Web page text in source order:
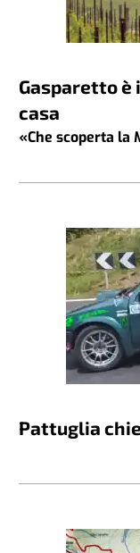
Gasparetto è
casa
«Che scoperta la
Pattuglia